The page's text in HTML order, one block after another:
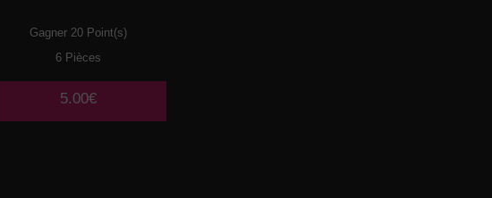
Gagner 20 Point(s)
6 Pièces
5.00€